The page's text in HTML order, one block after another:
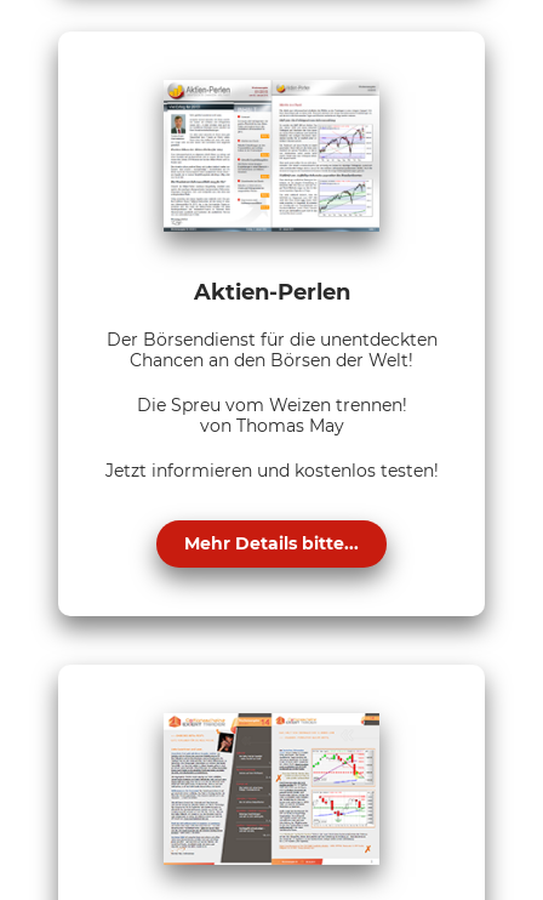
Aktien-Perlen
Der Börsendienst für die unentdeckten
Chancen an den Börsen der Welt!
Die Spreu vom Weizen trennen!
von Thomas May
Jetzt informieren und kostenlos testen!
Mehr Details bitte...